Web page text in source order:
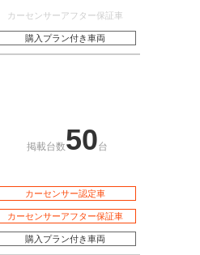
カーセンサーアフター保証車
購入プラン付き車両
掲載台数50台
カーセンサー認定車
カーセンサーアフター保証車
購入プラン付き車両